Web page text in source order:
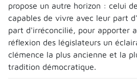
propose un autre horizon : celui
capables de vivre avec leur part
part d'irréconcilié, pour apporter
réflexion des législateurs un
clémence la plus ancienne et la
tradition démocratique.